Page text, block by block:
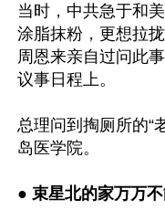
当时，中共急于和
涂脂抹粉，更想拉
周恩来亲自过问此
议事日程上。
总理问到掏厕所的“
岛医学院。
● 束星北的家万万